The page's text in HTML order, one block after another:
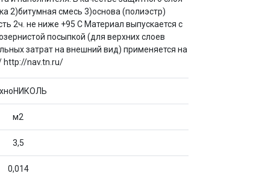
2)битумная смесь 3)основа (полиэстр)
2ч. не ниже +95 С Материал выпускается с
посыпкой (для верхних слоев
затрат на внешний вид) применяется на
http://nav.tn.ru/
м2
3,5
0,014